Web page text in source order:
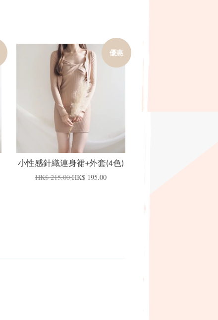
優惠
加入購物車
小性感針織連身裙+外套(4色)
HK$ 215.00HK$ 195.00